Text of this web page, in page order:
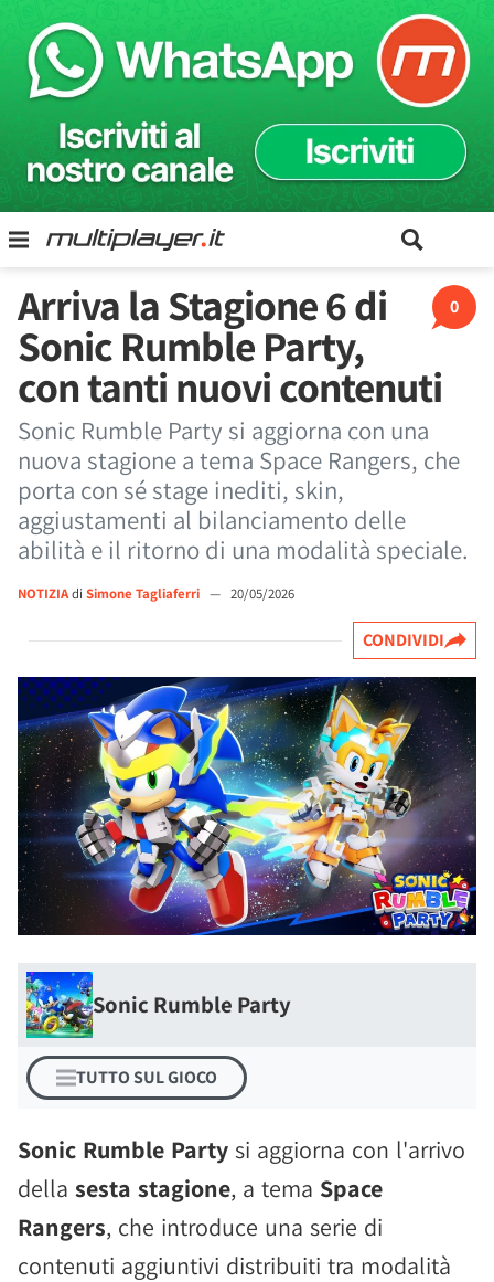
0
Arriva la Stagione 6 di
Sonic Rumble Party,
con tanti nuovi contenuti
Sonic Rumble Party si aggiorna con una
nuova stagione a tema Space Rangers, che
porta con sé stage inediti, skin,
aggiustamenti al bilanciamento delle
abilità e il ritorno di una modalità speciale.
NOTIZIAdi Simone Tagliaferri — 20/05/2026
CONDIVIDI
Sonic Rumble Party
TUTTO SUL GIOCO
Sonic Rumble Party si aggiorna con l'arrivo
della sesta stagione, a tema Space
Rangers, che introduce una serie di
contenuti aggiuntivi distribuiti tra modalità